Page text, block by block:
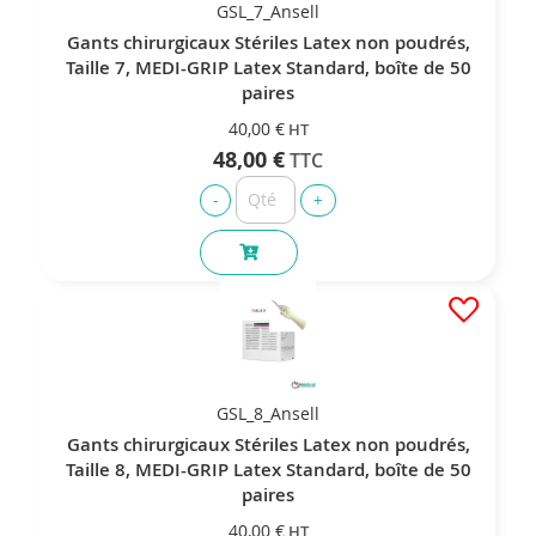
GSL_7_Ansell
Gants chirurgicaux Stériles Latex non poudrés,
Taille 7, MEDI-GRIP Latex Standard, boîte de 50
paires
40,00 €
48,00 €
GSL_8_Ansell
Gants chirurgicaux Stériles Latex non poudrés,
Taille 8, MEDI-GRIP Latex Standard, boîte de 50
paires
40,00 €